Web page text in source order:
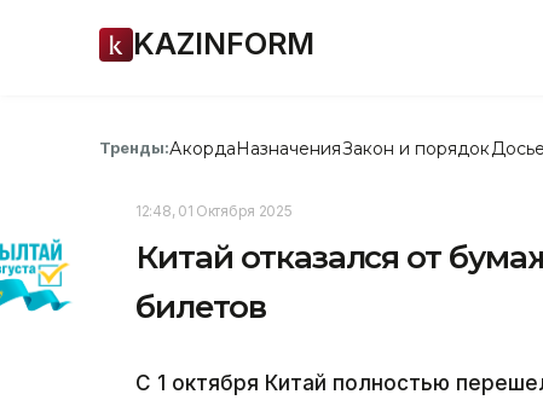
KAZINFORM
Тренды:АкордаНазначенияЗакон и порядок Досье
12:48, 01 Октября 2025
Китай отказался от
билетов
С 1 октября Китай полностью